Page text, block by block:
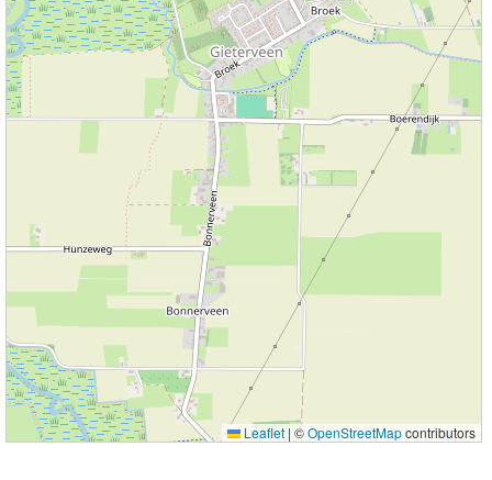
Leaflet | ©OpenStreetMapcontributors